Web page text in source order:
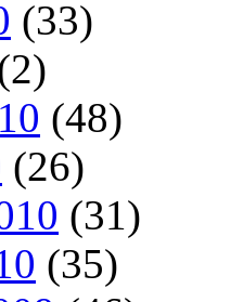
(33)
(48)
(26)
(31)
(35)